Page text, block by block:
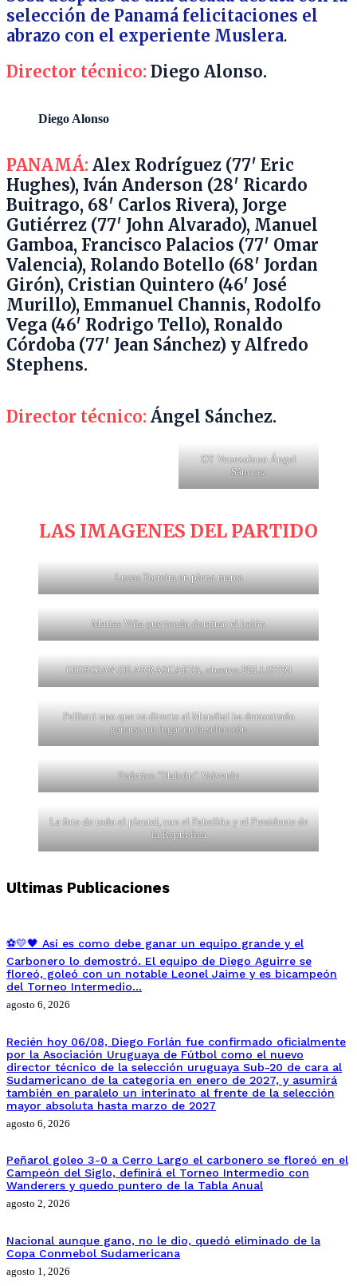
selección de Panamá felicitaciones el
abrazo con el experiente Muslera.
Director técnico: Diego Alonso.
Diego Alonso
PANAMÁ: Alex Rodríguez (77′ Eric
Hughes), Iván Anderson (28′ Ricardo
Buitrago, 68′ Carlos Rivera), Jorge
Gutiérrez (77′ John Alvarado), Manuel
Gamboa, Francisco Palacios (77′ Omar
Valencia), Rolando Botello (68′ Jordan
Girón), Cristian Quintero (46′ José
Murillo), Emmanuel Channis, Rodolfo
Vega (46′ Rodrigo Tello), Ronaldo
Córdoba (77′ Jean Sánchez) y Alfredo
Stephens.
Director técnico: Ángel Sánchez.
DT Venezolano Ángel
Sánchez
LAS IMAGENES DEL PARTIDO
Lucas Torreira en plena marca
Matias Viña queriendo dominar el balón
GIORGIAN DE ARRASCAETA, observa PELLISTRI
Pellistri uno que va directo al Mundial ha demostrado
ganarse un lugar en la selección
Federico “Halcón” Valverde
La foto de todo el plantel, con el Pabellón y el Presidente de
la Republica
Ultimas Publicaciones
⚽💛🖤 Así es como debe ganar un equipo grande y el
Carbonero lo demostró. El equipo de Diego Aguirre se
floreó, goleó con un notable Leonel Jaime y es bicampeón
del Torneo Intermedio…
agosto 6, 2026
Recién hoy 06/08, Diego Forlán fue confirmado oficialmente
por la Asociación Uruguaya de Fútbol como el nuevo
director técnico de la selección uruguaya Sub-20 de cara al
Sudamericano de la categoría en enero de 2027, y asumirá
también en paralelo un interinato al frente de la selección
mayor absoluta hasta marzo de 2027
agosto 6, 2026
Peñarol goleo 3-0 a Cerro Largo el carbonero se floreó en el
Campeón del Siglo, definirá el Torneo Intermedio con
Wanderers y quedo puntero de la Tabla Anual
agosto 2, 2026
Nacional aunque gano, no le dio, quedó eliminado de la
Copa Conmebol Sudamericana
agosto 1, 2026